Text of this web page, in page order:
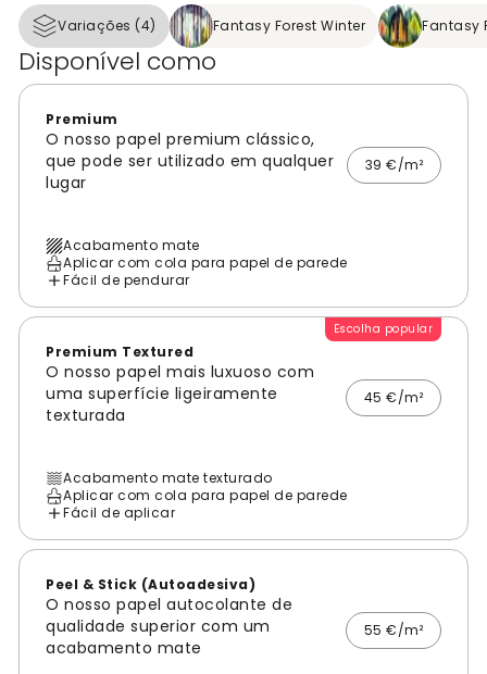
Variações (4) Fantasy Forest Winter Fantasy
Disponível como
Premium
O nosso papel premium clássico,
que pode ser utilizado em qualquer
lugar
39 €/m²
Acabamento mate
Aplicar com cola para papel de parede
Fácil de pendurar
Escolha popular
Premium Textured
O nosso papel mais luxuoso com
uma superfície ligeiramente
texturada
45 €/m²
Acabamento mate texturado
Aplicar com cola para papel de parede
Fácil de aplicar
Peel & Stick (Autoadesiva)
O nosso papel autocolante de
qualidade superior com um
acabamento mate
55 €/m²